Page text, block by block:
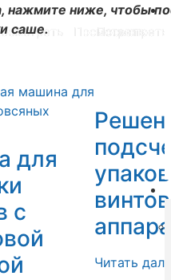
Посмотреть
Посмотреть
нажмите ниже, чтобы
саше.
для
с
Читать